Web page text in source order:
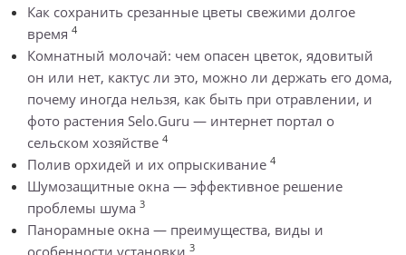
Как сохранить срезанные цветы свежими долгое
время 4
Комнатный молочай: чем опасен цветок, ядовитый
он или нет, кактус ли это, можно ли держать его дома,
почему иногда нельзя, как быть при отравлении, и
фото растения Selo.Guru — интернет портал о
сельском хозяйстве 4
Полив орхидей и их опрыскивание 4
Шумозащитные окна — эффективное решение
проблемы шума 3
Панорамные окна — преимущества, виды и
особенности установки 3